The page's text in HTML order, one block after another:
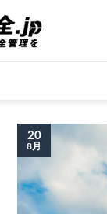
20
8月